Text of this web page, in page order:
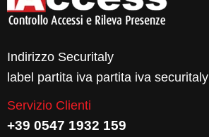
Indirizzo Securitaly
label partita iva partita iva securitaly
Servizio Clienti
+39 0547 1932 159